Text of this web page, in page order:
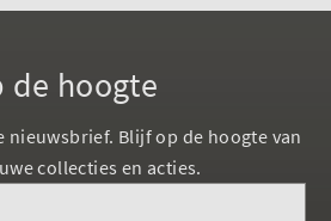
de hoogte
nieuwsbrief. Blijf op de hoogte van
collecties en acties.